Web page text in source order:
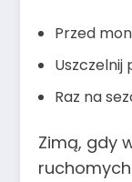
Przed
Raz na
Zimą, gdy
ruchomych